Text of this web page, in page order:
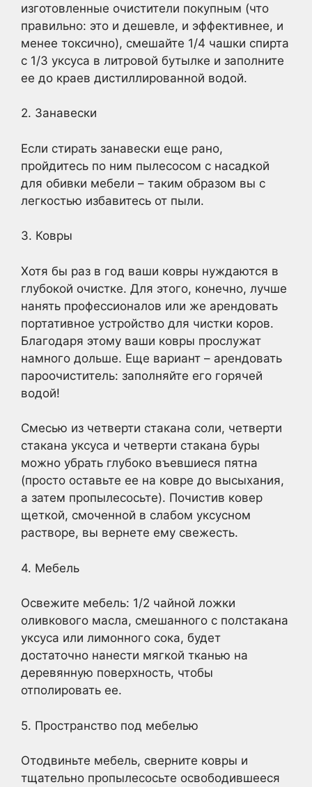
изготовленные очистители покупным (что
правильно: это и дешевле, и эффективнее, и
менее токсично), смешайте 1/4 чашки спирта
с 1/3 уксуса в литровой бутылке и заполните
ее до краев дистиллированной водой.
2. Занавески
Если стирать занавески еще рано,
пройдитесь по ним пылесосом с насадкой
для обивки мебели – таким образом вы с
легкостью избавитесь от пыли.
3. Ковры
Хотя бы раз в год ваши ковры нуждаются в
глубокой очистке. Для этого, конечно, лучше
нанять профессионалов или же арендовать
портативное устройство для чистки коров.
Благодаря этому ваши ковры прослужат
намного дольше. Еще вариант – арендовать
пароочиститель: заполняйте его горячей
водой!
Смесью из четверти стакана соли, четверти
стакана уксуса и четверти стакана буры
можно убрать глубоко въевшиеся пятна
(просто оставьте ее на ковре до высыхания,
а затем пропылесосьте). Почистив ковер
щеткой, смоченной в слабом уксусном
растворе, вы вернете ему свежесть.
4. Мебель
Освежите мебель: 1/2 чайной ложки
оливкового масла, смешанного с полстакана
уксуса или лимонного сока, будет
достаточно нанести мягкой тканью на
деревянную поверхность, чтобы
отполировать ее.
5. Пространство под мебелью
Отодвиньте мебель, сверните ковры и
тщательно пропылесосьте освободившееся